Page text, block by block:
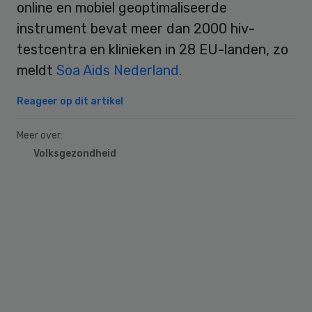
online en mobiel geoptimaliseerde
instrument bevat meer dan 2000 hiv-
testcentra en klinieken in 28 EU-landen, zo
meldt Soa Aids Nederland.
Reageer op dit artikel
Meer over:
Volksgezondheid